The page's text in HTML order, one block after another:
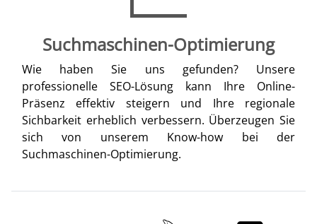
Suchmaschinen-Optimierung
Wie haben Sie uns gefunden? Unsere
professionelle SEO-Lösung kann Ihre Online-
Präsenz effektiv steigern und Ihre regionale
Sichbarkeit erheblich verbessern. Überzeugen Sie
sich von unserem Know-how bei der
Suchmaschinen-Optimierung.